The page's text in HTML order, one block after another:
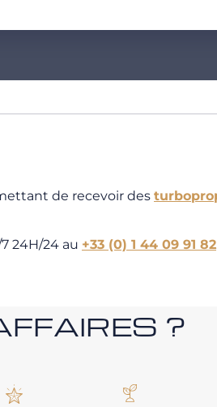
de recevoir des
24H/24 au +33 (0) 1 44 09 91 82
?